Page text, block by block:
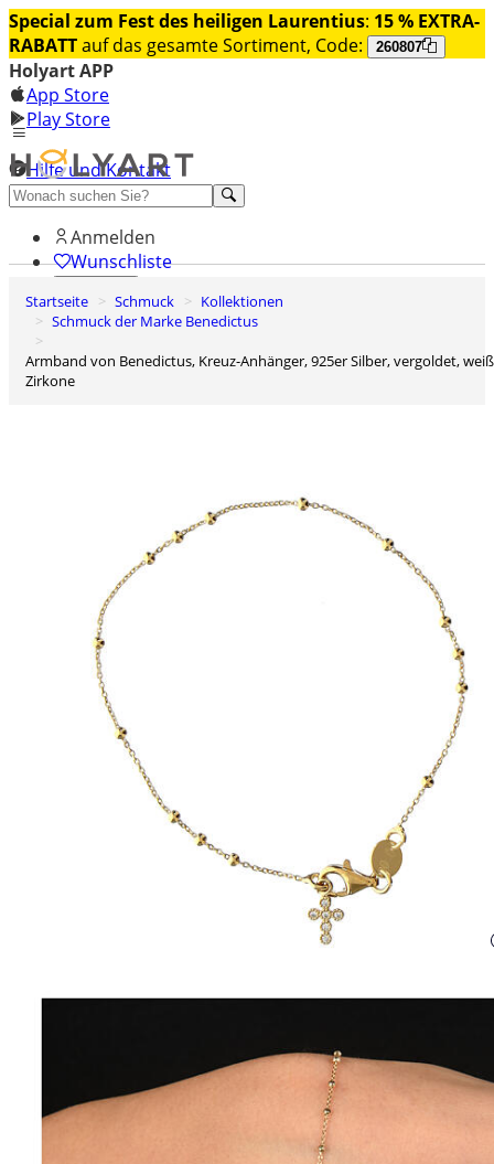
Special zum Fest des heiligen Laurentius: 15 % EXTRA-
RABATTauf das gesamte Sortiment, Code: 260807
Holyart APP
App Store
Play Store
Hilfe und Kontakt
Entdecken Sie Premium
Anmelden
Wunschliste
0
Warenkorb
Startseite Schmuck
Kollektionen
Schmuck der Marke Benedictus
Armband von Benedictus, Kreuz-Anhänger, 925er Silber, vergoldet, weiße
Zirkone